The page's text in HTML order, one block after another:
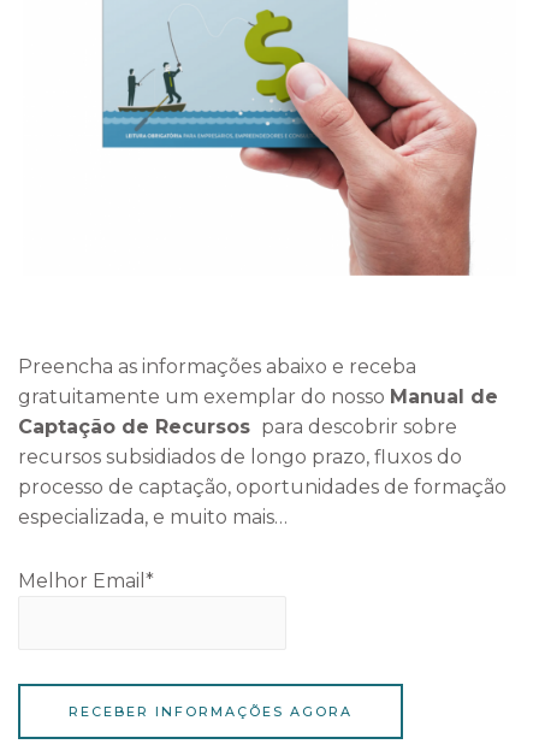
Preencha as informações abaixo e receba
gratuitamente um exemplar do nosso Manual de
Captação de Recursos para descobrir sobre
recursos subsidiados de longo prazo, fluxos do
processo de captação, oportunidades de formação
especializada, e muito mais…
Melhor Email*